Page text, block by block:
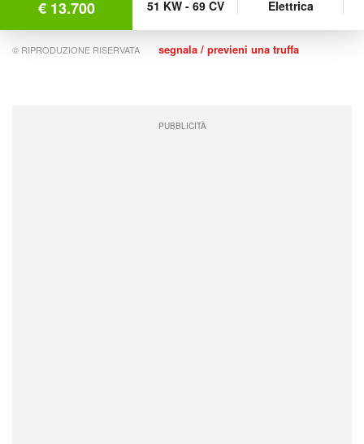
€ 13.700 51 KW - 69 CV Elettrica
© RIPRODUZIONE RISERVATA segnala / previeni una truffa
PUBBLICITÀ